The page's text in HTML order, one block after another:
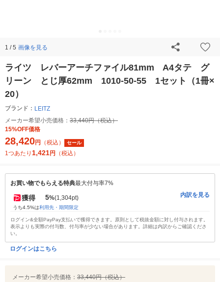
1 / 5 画像を見る
ライツ レバーアーチファイル81mm A4タテ グ
リーン とじ厚62mm 1010-50-55 1セット（1冊×
20）
ブランド： LEITZ
メーカー希望小売価格： 33,440円（税込）
15%OFF価格
28,420円 （税込） セール
1つあたり 1,421円 （税込）
お買い物でもらえる特典最大付与率7%
獲得 5%(1,304pt)
うち4.5%は利用先・期間限定
内訳を見る
ログイン&全額PayPay支払いで獲得できます。原則として税抜金額に対し付与されます。
表示よりも実際の付与数、付与率が少ない場合があります。詳細は内訳からご確認くださ
い。
ログインはこちら
メーカー希望小売価格： 33,440円（税込）